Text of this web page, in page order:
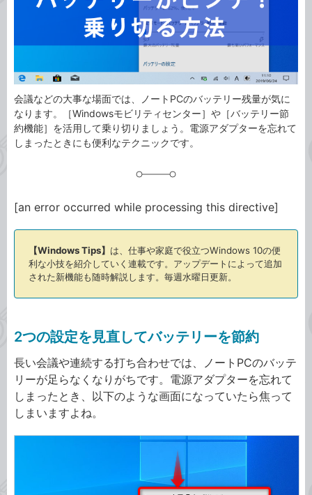
会議などの大事な場面では、ノートPCのバッテリー残量が気に
なります。［Windowsモビリティセンター］や［バッテリー節
約機能］を活用して乗り切りましょう。電源アダプターを忘れて
しまったときにも便利なテクニックです。
[an error occurred while processing this directive]
【Windows Tips】 は、仕事や家庭で役立つWindows 10の便
利な小技を紹介していく連載です。アップデートによって追加
された新機能も随時解説します。毎週水曜日更新。
2つの設定を見直してバッテリーを節約
長い会議や連続する打ち合わせでは、ノートPCのバッテ
リーが足らなくなりがちです。電源アダプターを忘れて
しまったとき、以下のような画面になっていたら焦って
しまいますよね。